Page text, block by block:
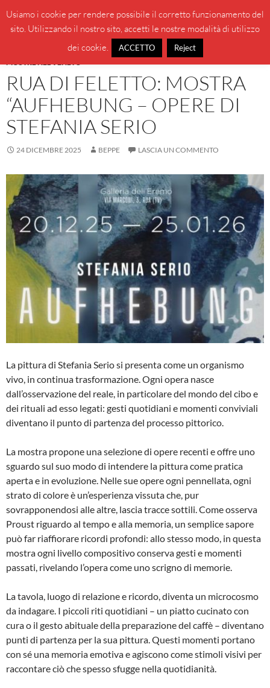
contenuto
BeppeBlog
MENU
MOSTRE NEL VENETO
RUA DI FELETTO: MOSTRA
“AUFHEBUNG – OPERE DI
STEFANIA SERIO
24 DICEMBRE 2025 BEPPE LASCIA UN COMMENTO
La pittura di Stefania Serio si presenta come un organismo
vivo, in continua trasformazione. Ogni opera nasce
dall’osservazione del reale, in particolare del mondo del cibo e
dei rituali ad esso legati: gesti quotidiani e momenti conviviali
diventano il punto di partenza del processo pittorico.
La mostra propone una selezione di opere recenti e offre uno
sguardo sul suo modo di intendere la pittura come pratica
aperta e in evoluzione. Nelle sue opere ogni pennellata, ogni
strato di colore è un’esperienza vissuta che, pur
sovrapponendosi alle altre, lascia tracce sottili. Come osserva
Proust riguardo al tempo e alla memoria, un semplice sapore
può far riaffiorare ricordi profondi: allo stesso modo, in questa
mostra ogni livello compositivo conserva gesti e momenti
passati, rivelando l’opera come uno scrigno di memorie.
La tavola, luogo di relazione e ricordo, diventa un microcosmo
da indagare. I piccoli riti quotidiani – un piatto cucinato con
cura o il gesto abituale della preparazione del caffè – diventano
punti di partenza per la sua pittura. Questi momenti portano
con sé una memoria emotiva e agiscono come stimoli visivi per
raccontare ciò che spesso sfugge nella quotidianità.
Usiamo i cookie per rendere possibile il corretto funzionamento del
sito. Utilizzando il nostro sito, accetti le nostre modalità di utilizzo
dei cookie.
ACCETTO Reject